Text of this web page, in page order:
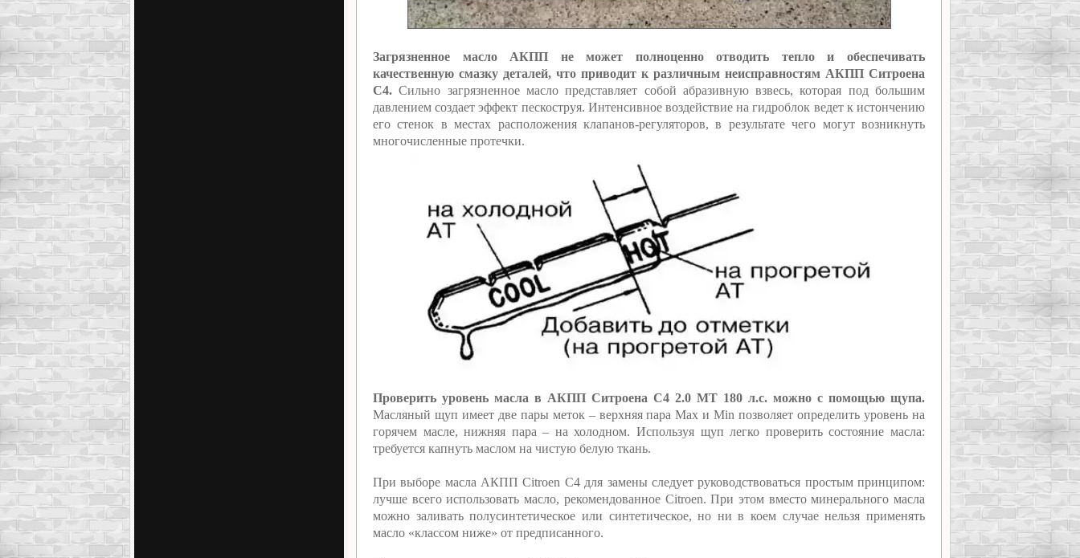
Загрязненное масло АКПП не может полноценно отводить тепло и обеспечивать
качественную смазку деталей, что приводит к различным неисправностям АКПП Ситроена
С4. Сильно загрязненное масло представляет собой абразивную взвесь, которая под большим
давлением создает эффект пескоструя. Интенсивное воздействие на гидроблок ведет к истончению
его стенок в местах расположения клапанов-регуляторов, в результате чего могут возникнуть
многочисленные протечки.
Проверить уровень масла в АКПП Ситроена С4 2.0 MT 180 л.с. можно с помощью щупа.
Масляный щуп имеет две пары меток – верхняя пара Max и Min позволяет определить уровень на
горячем масле, нижняя пара – на холодном. Используя щуп легко проверить состояние масла:
требуется капнуть маслом на чистую белую ткань.
При выборе масла АКПП Citroen C4 для замены следует руководствоваться простым принципом:
лучше всего использовать масло, рекомендованное Citroen. При этом вместо минерального масла
можно заливать полусинтетическое или синтетическое, но ни в коем случае нельзя применять
масло «классом ниже» от предписанного.